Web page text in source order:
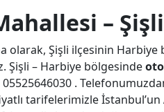
–
Şişli ilçesinin Harbiye
Şişli – Harbiye bölgesinde
05525646030 .
tarifelerimizle